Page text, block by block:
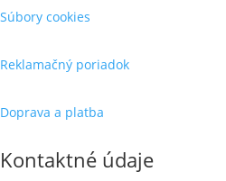
Súbory cookies
Reklamačný poriadok
Doprava a platba
Kontaktné údaje